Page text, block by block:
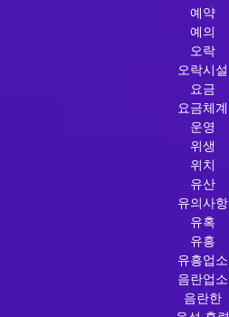
예약
예의
오락
오락시설
요금
요금체계
운영
위생
위치
유산
유의사항
유혹
유흥
유흥업소
음란업소
음란한